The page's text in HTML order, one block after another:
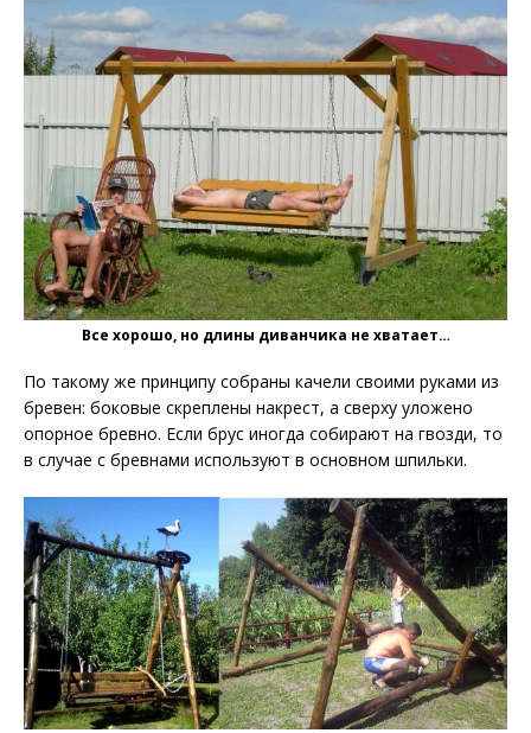
Все хорошо, но длины диванчика не хватает…
По такому же принципу собраны качели своими руками из
бревен: боковые скреплены накрест, а сверху уложено
опорное бревно. Если брус иногда собирают на гвозди, то
в случае с бревнами используют в основном шпильки.